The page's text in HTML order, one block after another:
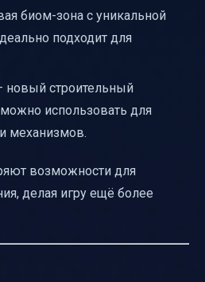
биом-зона с уникальной
подходит для
новый строительный
использовать для
механизмов.
возможности для
делая игру ещё более